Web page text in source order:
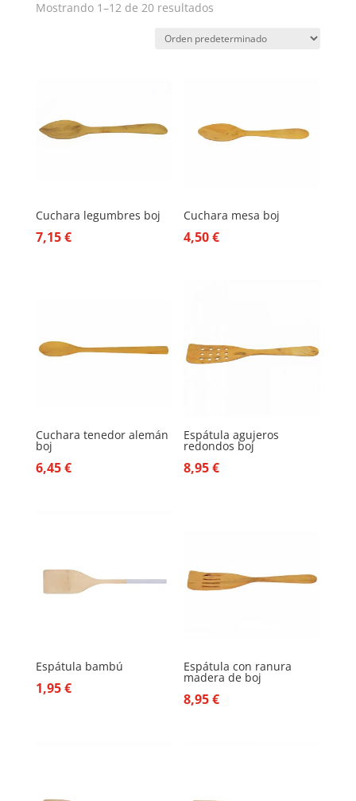
Mostrando 1–12 de 20 resultados
Cuchara legumbres boj
7,15€
Cuchara mesa boj
4,50€
Cuchara tenedor alemán
boj
6,45€
Espátula agujeros
redondos boj
8,95€
Espátula bambú
1,95€
Espátula con ranura
madera de boj
8,95€